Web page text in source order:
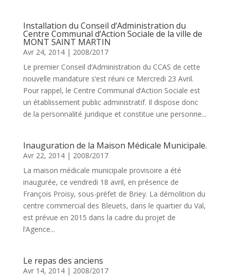
Installation du Conseil d‘Administration du
Centre Communal d‘Action Sociale de la ville de
MONT SAINT MARTIN
Avr 24, 2014| 2008/2017
Le premier Conseil d‘Administration du CCAS de cette
nouvelle mandature s‘est réuni ce Mercredi 23 Avril.
Pour rappel, le Centre Communal d‘Action Sociale est
un établissement public administratif. Il dispose donc
de la personnalité juridique et constitue une personne...
Inauguration de la Maison Médicale Municipale.
Avr 22, 2014| 2008/2017
La maison médicale municipale provisoire a été
inaugurée, ce vendredi 18 avril, en présence de
François Proisy, sous-préfet de Briey. La démolition du
centre commercial des Bleuets, dans le quartier du Val,
est prévue en 2015 dans la cadre du projet de
l‘Agence...
Le repas des anciens
Avr 14, 2014| 2008/2017